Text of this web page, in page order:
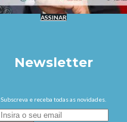
ASSINAR
Newsletter
Subscreva e receba todas as novidades.